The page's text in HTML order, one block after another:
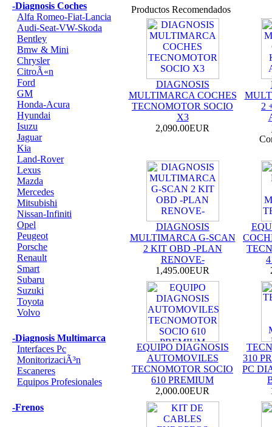
-Diagnosis Coches
Alfa Romeo-Fiat-Lancia
Audi-Seat-VW-Skoda
Bentley
Bmw & Mini
Chrysler
CitroÃ«n
Ford
GM
Honda-Acura
Hyundai
Isuzu
Jaguar
Kia
Land-Rover
Lexus
Mazda
Mercedes
Mitsubishi
Nissan-Infiniti
Opel
Peugeot
Porsche
Renault
Smart
Subaru
Suzuki
Toyota
Volvo
-Diagnosis Multimarca
Interfaces Pc
MonitorizaciÃ³n
Escaneres
Equipos Profesionales
-Frenos
Productos Recomendados
DIAGNOSIS
MULTIMARCA COCHES
TECNOMOTOR SOCIO
X3
2,090.00EUR
2
DIAGNOSIS
MULTIMARCA G-SCAN
2 KIT OBD -PLAN
RENOVE-
1,495.00EUR
EQUIPO DIAGNOSIS
AUTOMOVILES
TECNOMOTOR SOCIO
610 PREMIUM
2,000.00EUR
310
PC